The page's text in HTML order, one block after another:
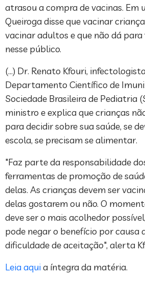
atrasou a compra de vacinas. Em
Queiroga disse que vacinar
vacinar adultos e que não dá
nesse público.
(…) Dr. Renato Kfouri,
Departamento Científico de
Sociedade Brasileira de Pediatria
ministro e explica que crianças
para decidir sobre sua saúde, se
escola, se precisam se alimentar.
"Faz parte da responsabilidade
ferramentas de promoção de
delas. As crianças devem ser
delas gostarem ou não. O
deve ser o mais acolhedor
pode negar o benefício por causa
dificuldade de aceitação", alerta
Leia aqui a íntegra da matéria.